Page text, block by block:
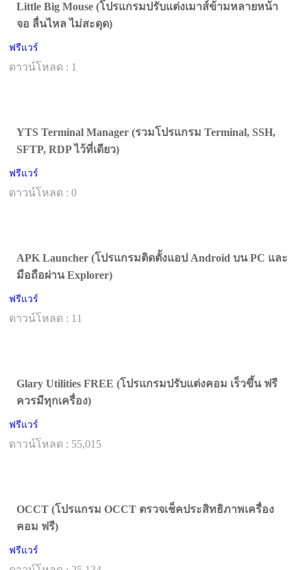
Little Big Mouse (โปรแกรมปรับแต่งเมาส์ข้ามหลายหน้า
จอ ลื่นไหล ไม่สะดุด)
ฟรีแวร์
ดาวน์โหลด : 1
YTS Terminal Manager (รวมโปรแกรม Terminal, SSH,
SFTP, RDP ไว้ที่เดียว)
ฟรีแวร์
ดาวน์โหลด : 0
APK Launcher (โปรแกรมติดตั้งแอป Android บน PC และ
มือถือผ่าน Explorer)
ฟรีแวร์
ดาวน์โหลด : 11
Glary Utilities FREE (โปรแกรมปรับแต่งคอม เร็วขึ้น ฟรี
ควรมีทุกเครื่อง)
ฟรีแวร์
ดาวน์โหลด : 55,015
OCCT (โปรแกรม OCCT ตรวจเช็คประสิทธิภาพเครื่อง
คอม ฟรี)
ฟรีแวร์